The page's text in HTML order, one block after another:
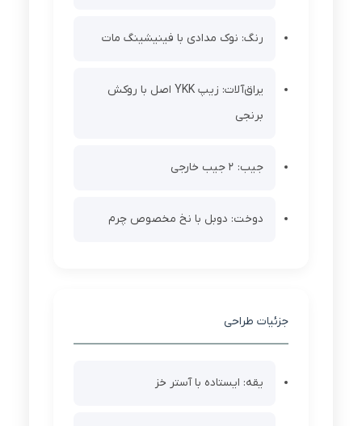
رنگ: نوک مدادی با فینیشینگ مات
یراق‌آلات: زیپ YKK اصل با روکش
برنجی
جیب: 2 جیب خارجی
دوخت: دوبل با نخ مخصوص چرم
جزئیات طراحی
یقه: ایستاده با آستر خز